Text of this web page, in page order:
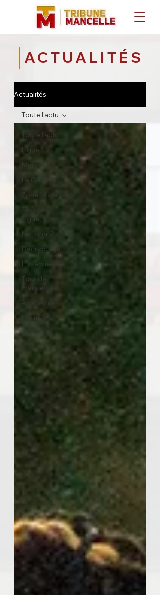
ACTUALITÉS
Actualités
Toute l'actu
Ligue 1
Mercato
La Gazette
Zone Mixte
Seconde
Ligue
National 2
Décryptage
L'interview
Tour de
France
Académie
Ligue 2
Toute l'actu